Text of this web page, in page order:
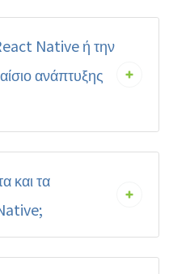
Native ή την
ανάπτυξης
και τα